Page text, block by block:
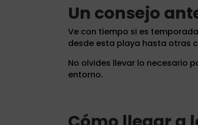
Un consejo
Ve con tiempo si es
desde esta playa hasta otras
No olvides llevar lo necesario
entorno.